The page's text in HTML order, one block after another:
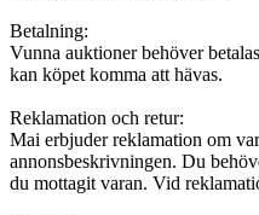
Betalning:
Vunna auktioner behöver
kan köpet komma att hävas.
Reklamation och retur:
Mai erbjuder reklamation om
annonsbeskrivningen. Du
du mottagit varan. Vid